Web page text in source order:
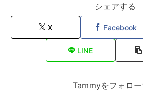
シェアする
X Facebook
LINE
Tammyをフォロー